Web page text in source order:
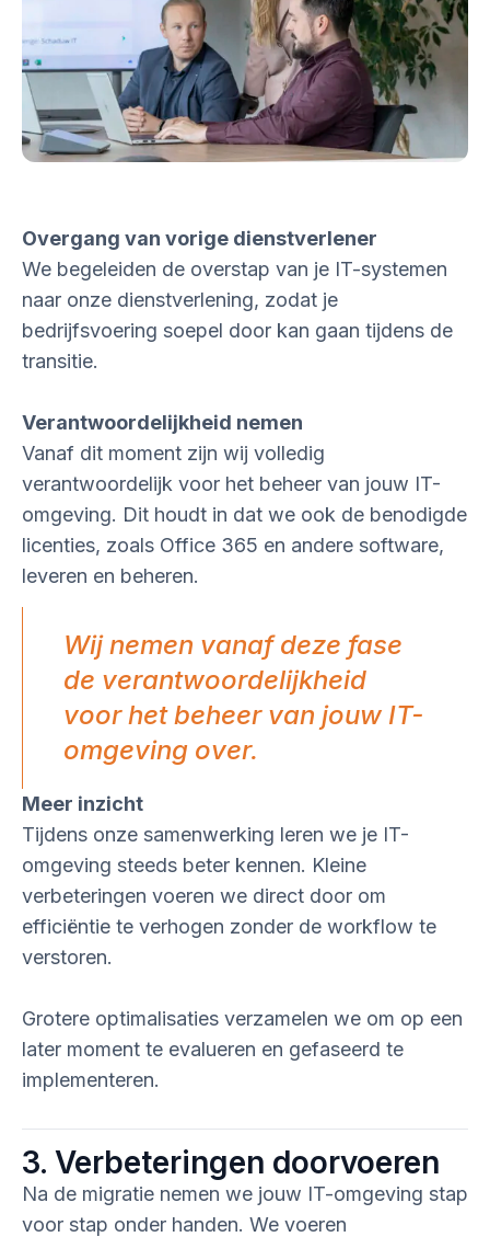
Overgang van vorige dienstverlener
We begeleiden de overstap van je IT-systemen
naar onze dienstverlening, zodat je
bedrijfsvoering soepel door kan gaan tijdens de
transitie.
Verantwoordelijkheid nemen
Vanaf dit moment zijn wij volledig
verantwoordelijk voor het beheer van jouw IT-
omgeving. Dit houdt in dat we ook de benodigde
licenties, zoals Office 365 en andere software,
leveren en beheren.
Wij nemen vanaf deze fase
de verantwoordelijkheid
voor het beheer van jouw IT-
omgeving over.
Meer inzicht
Tijdens onze samenwerking leren we je IT-
omgeving steeds beter kennen. Kleine
verbeteringen voeren we direct door om
efficiëntie te verhogen zonder de workflow te
verstoren.
Grotere optimalisaties verzamelen we om op een
later moment te evalueren en gefaseerd te
implementeren.
3. Verbeteringen doorvoeren
Na de migratie nemen we jouw IT-omgeving stap
voor stap onder handen. We voeren